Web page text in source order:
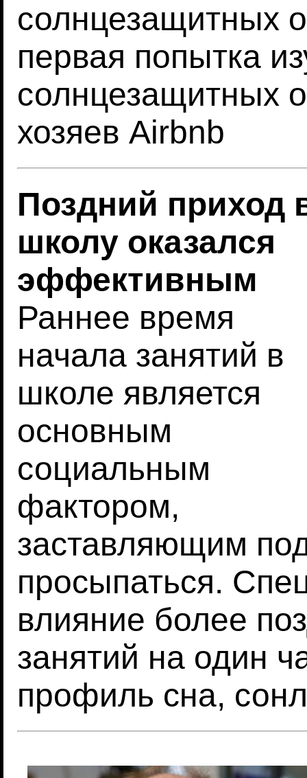
солнцезащитных
первая попытка
солнцезащитных
хозяев Airbnb
Поздний приход
школу оказался
эффективным
Раннее время
начала занятий в
школе является
основным
социальным
фактором,
заставляющим
просыпаться.
влияние более
занятий на один
профиль сна,